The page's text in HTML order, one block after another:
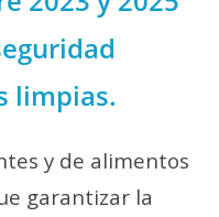
limpias.
y de alimentos
garantizar la